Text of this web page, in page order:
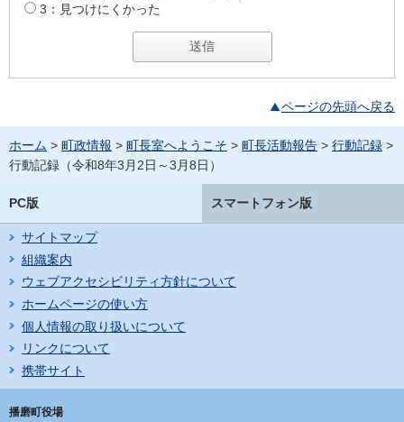
3：見つけにくかった
ページの先頭へ戻る
ホーム > 町政情報 > 町長室へようこそ > 町長活動報告 > 行動記録 >
行動記録（令和8年3月2日～3月8日）
PC版 スマートフォン版
サイトマップ
組織案内
ウェブアクセシビリティ方針について
ホームページの使い方
個人情報の取り扱いについて
リンクについて
携帯サイト
播磨町役場